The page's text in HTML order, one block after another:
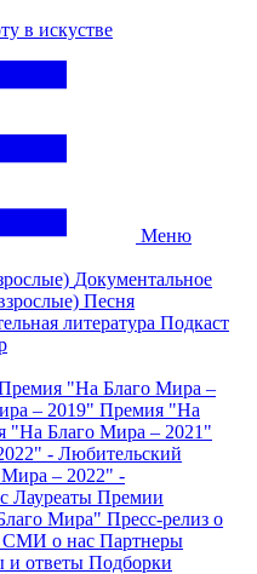
в искустве
Меню
Документальное
Песня
литература Подкаст
"На Благо Мира –
– 2019" Премия "На
"На Благо Мира – 2021"
- Любительский
– 2022" -
Лауреаты Премии
Мира" Пресс-релиз о
СМИ о нас Партнеры
и ответы Подборки